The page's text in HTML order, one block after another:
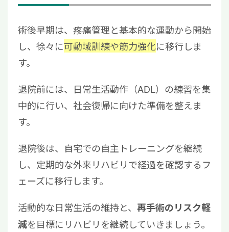
術後早期は、疼痛管理と基本的な運動から開始
し、徐々に可動域訓練や筋力強化に移行しま
す。
退院前には、日常生活動作（ADL）の練習を集
中的に行い、社会復帰に向けた準備を整えま
す。
退院後は、自宅での自主トレーニングを継続
し、定期的な外来リハビリで経過を確認するフ
ェーズに移行します。
活動的な日常生活の維持と、 再手術のリスク軽
減を目標にリハビリを継続していきましょう。